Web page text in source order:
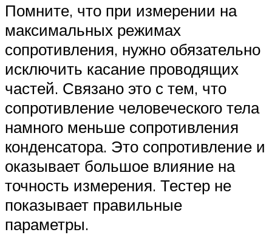
Помните, что при измерении на
максимальных режимах
сопротивления, нужно обязательно
исключить касание проводящих
частей. Связано это с тем, что
сопротивление человеческого тела
намного меньше сопротивления
конденсатора. Это сопротивление и
оказывает большое влияние на
точность измерения. Тестер не
показывает правильные
параметры.